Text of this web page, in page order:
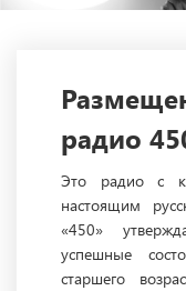
радио
Это радио с
настоящим
«450»
успешные
старшего